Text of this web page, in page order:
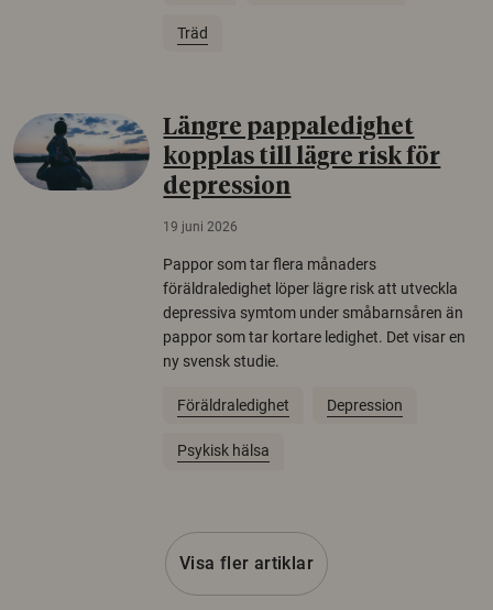
Träd
Längre pappaledighet
kopplas till lägre risk för
depression
19 juni 2026
Pappor som tar flera månaders
föräldraledighet löper lägre risk att utveckla
depressiva symtom under småbarnsåren än
pappor som tar kortare ledighet. Det visar en
ny svensk studie.
Föräldraledighet Depression
Psykisk hälsa
Visa fler artiklar